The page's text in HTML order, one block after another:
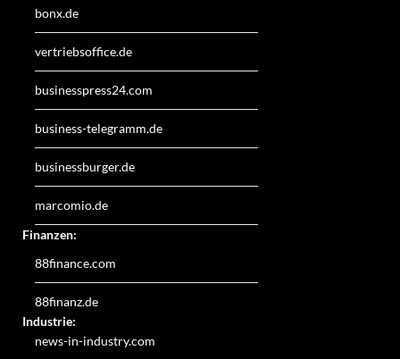
bonx.de
vertriebsoffice.de
businesspress24.com
business-telegramm.de
businessburger.de
marcomio.de
Finanzen:
88finance.com
88finanz.de
Industrie:
news-in-industry.com